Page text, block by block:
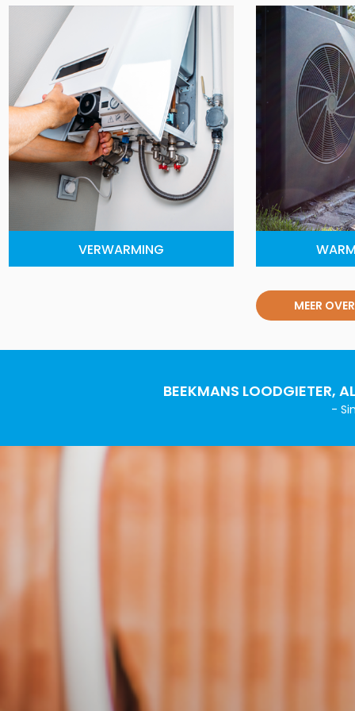
VERWARMING
MEER
BEEKMANS LOODGIETER,
-